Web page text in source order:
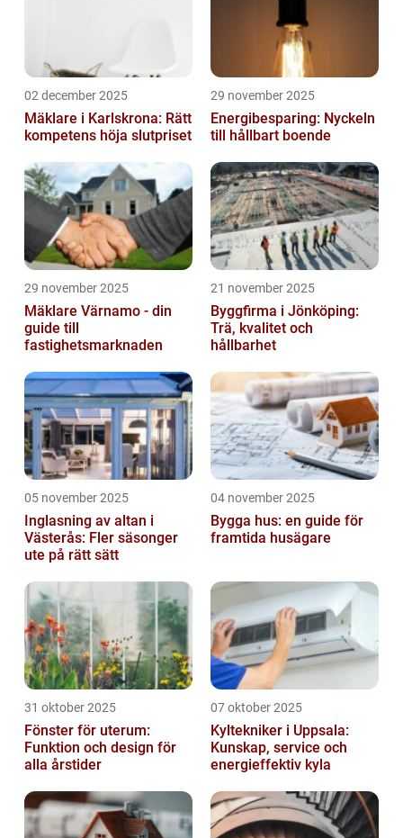
02 december 2025
Mäklare i Karlskrona: Rätt
kompetens höja slutpriset
29 november 2025
Energibesparing: Nyckeln
till hållbart boende
29 november 2025
Mäklare Värnamo - din
guide till
fastighetsmarknaden
21 november 2025
Byggfirma i Jönköping:
Trä, kvalitet och
hållbarhet
05 november 2025
Inglasning av altan i
Västerås: Fler säsonger
ute på rätt sätt
04 november 2025
Bygga hus: en guide för
framtida husägare
31 oktober 2025
Fönster för uterum:
Funktion och design för
alla årstider
07 oktober 2025
Kyltekniker i Uppsala:
Kunskap, service och
energieffektiv kyla